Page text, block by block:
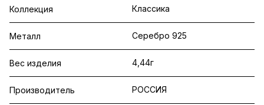
Коллекция Классика
Металл Серебро 925
Вес изделия 4,44г
Производитель РОССИЯ